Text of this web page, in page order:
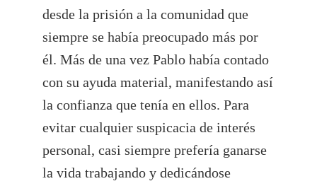
desde la prisión a la comunidad que
siempre se había preocupado más por
él. Más de una vez Pablo había contado
con su ayuda material, manifestando así
la confianza que tenía en ellos. Para
evitar cualquier suspicacia de interés
personal, casi siempre prefería ganarse
la vida trabajando y dedicándose